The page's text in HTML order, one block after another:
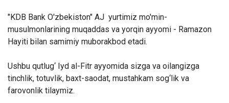
"KDB Bank O'zbekiston" AJ yurtimiz mo'min-
musulmonlarining muqaddas va yorqin ayyomi - Ramazon
Hayiti bilan samimiy muborakbod etadi.
Ushbu qutlug‘ Iyd al-Fitr ayyomida sizga va oilangizga
tinchlik, totuvlik, baxt-saodat, mustahkam sog‘lik va
farovonlik tilaymiz.